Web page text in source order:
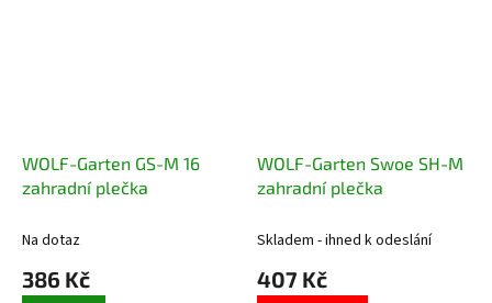
WOLF-Garten GS-M 16
zahradní plečka
Na dotaz
386 Kč
WOLF-Garten Swoe SH-M
zahradní plečka
Skladem - ihned k odeslání
407 Kč